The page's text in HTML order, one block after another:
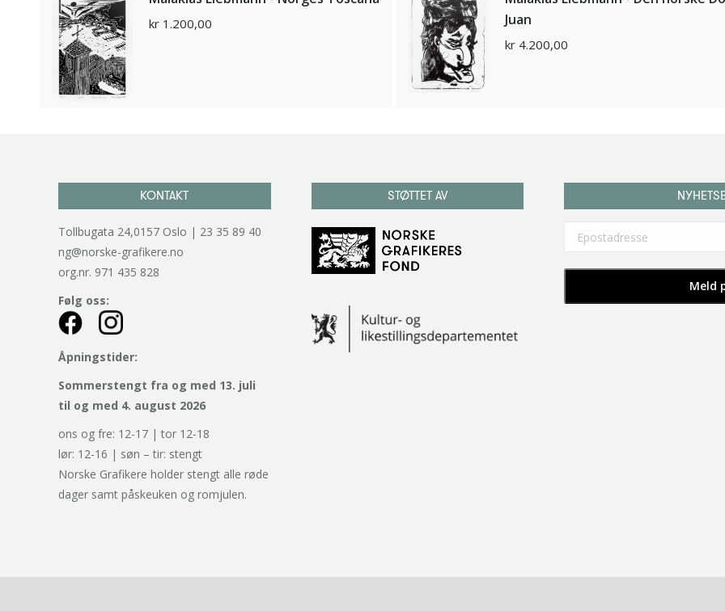
kr 1.200,00
Juan
kr4.200,00
KONTAKT
Tollbugata 24,0157 Oslo | 23 35 89 40
ng@norske-grafikere.no
org.nr. 971 435 828
Følg oss:
Åpningstider:
Sommerstengt fra og med 13. juli
til og med 4. august 2026
ons og fre: 12-17 | tor 12-18
lør: 12-16 | søn – tir: stengt
Norske Grafikere holder stengt alle røde
dager samt påskeuken og romjulen.
STØTTET AV